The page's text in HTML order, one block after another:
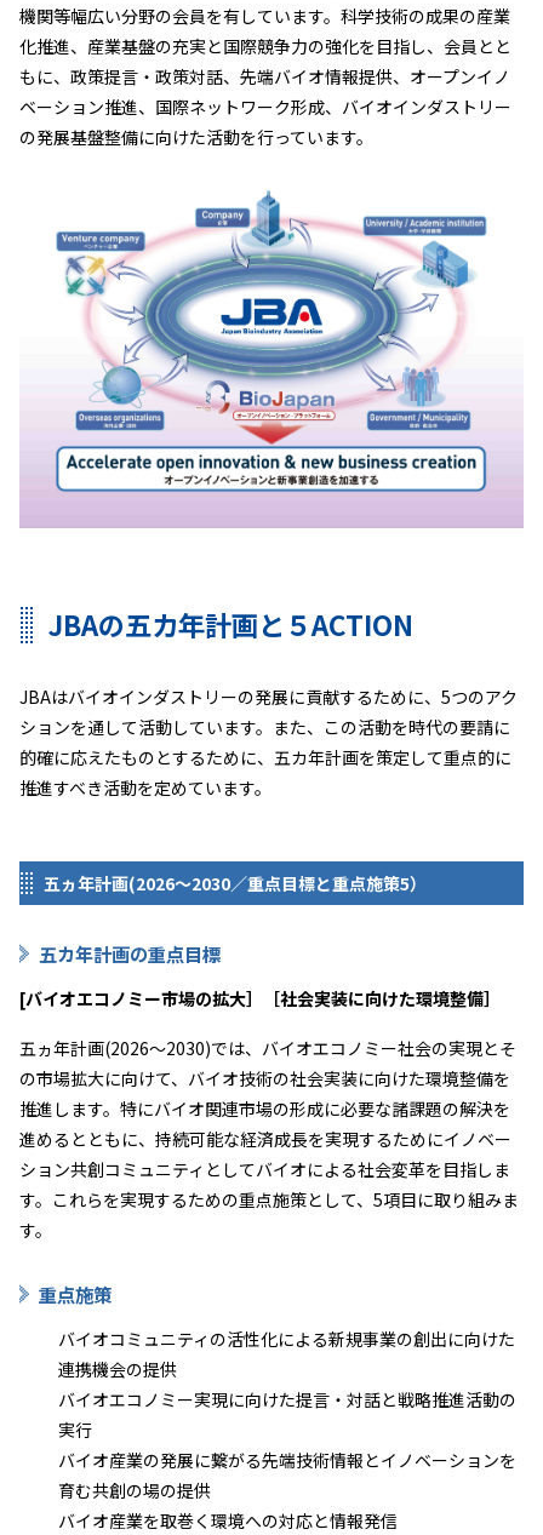
機関等幅広い分野の会員を有しています。科学技術の成果の産業
化推進、産業基盤の充実と国際競争力の強化を目指し、会員とと
もに、政策提言・政策対話、先端バイオ情報提供、オープンイノ
ベーション推進、国際ネットワーク形成、バイオインダストリー
の発展基盤整備に向けた活動を行っています。
JBAの五カ年計画と５ACTION
JBAはバイオインダストリーの発展に貢献するために、5つのアク
ションを通して活動しています。また、この活動を時代の要請に
的確に応えたものとするために、五カ年計画を策定して重点的に
推進すべき活動を定めています。
五ヵ年計画(2026～2030／重点目標と重点施策5）
五カ年計画の重点目標
[バイオエコノミー市場の拡大］［社会実装に向けた環境整備］
五ヵ年計画(2026～2030)では、バイオエコノミー社会の実現とそ
の市場拡大に向けて、バイオ技術の社会実装に向けた環境整備を
推進します。特にバイオ関連市場の形成に必要な諸課題の解決を
進めるとともに、持続可能な経済成長を実現するためにイノベー
ション共創コミュニティとしてバイオによる社会変革を目指しま
す。これらを実現するための重点施策として、5項目に取り組みま
す。
重点施策
バイオコミュニティの活性化による新規事業の創出に向けた
連携機会の提供
バイオエコノミー実現に向けた提言・対話と戦略推進活動の
実行
バイオ産業の発展に繋がる先端技術情報とイノベーションを
育む共創の場の提供
バイオ産業を取巻く環境への対応と情報発信